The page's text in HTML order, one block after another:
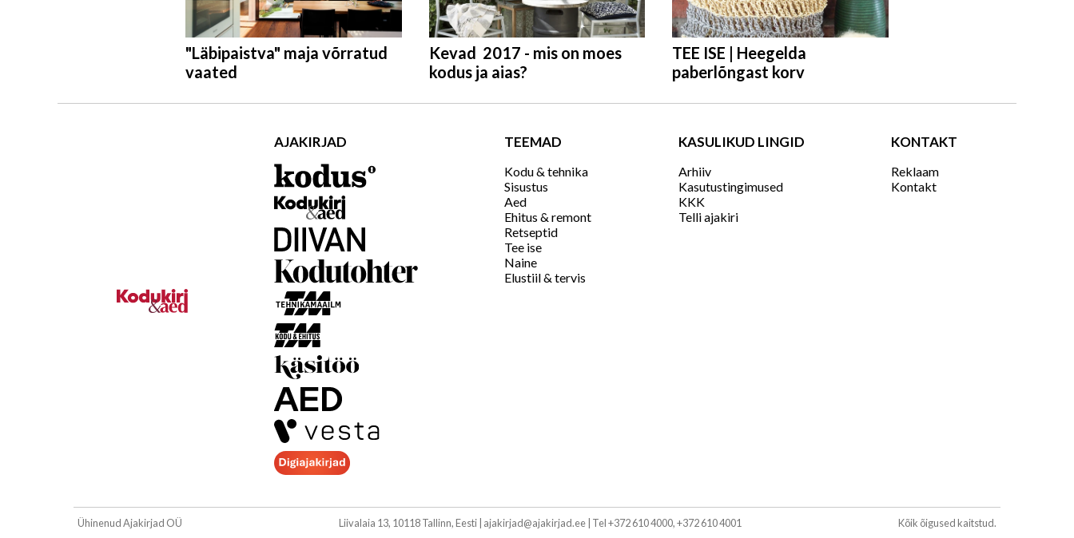
"Läbipaistva" maja võrratud
vaated
Kevad 2017 - mis on moes
kodus ja aias?
TEE ISE | Heegelda
paberlõngast korv
AJAKIRJAD TEEMAD
Kodu & tehnika
Sisustus
Aed
Ehitus & remont
Retseptid
Tee ise
Naine
Elustiil & tervis
KASULIKUD LINGID
Arhiiv
Kasutustingimused
KKK
Telli ajakiri
KONTAKT
Reklaam
Kontakt
Ühinenud Ajakirjad OÜ Liivalaia 13, 10118 Tallinn, Eesti| ajakirjad@ajakirjad.ee| Tel +372 610 4000, +372 610 4001 Kõik õigused kaitstud.